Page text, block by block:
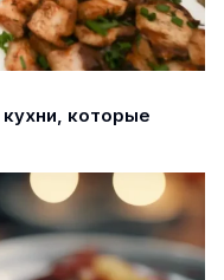
которые